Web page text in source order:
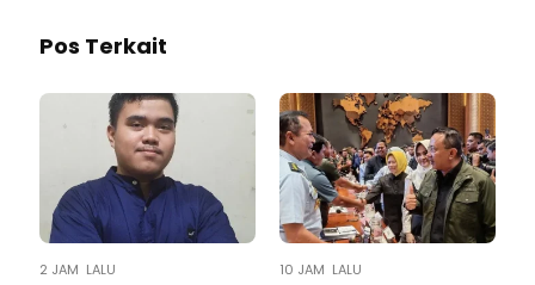
Pos Terkait
2 JAM LALU 10 JAM LALU